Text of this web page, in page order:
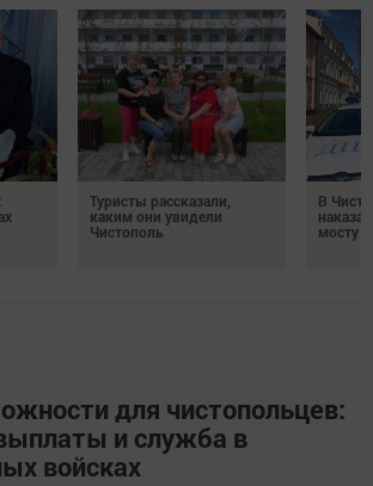
Туристы рассказали,
каким они увидели
Чистополь
В
мосту
для чистопольцев:
и служба в
войсках